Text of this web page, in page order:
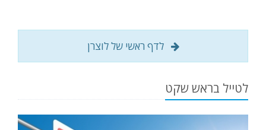
לדף ראשי של לוצרן
לטייל בראש שקט